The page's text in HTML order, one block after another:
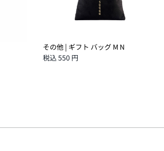
その他 | ギフト バッグ M N
税込 550 円